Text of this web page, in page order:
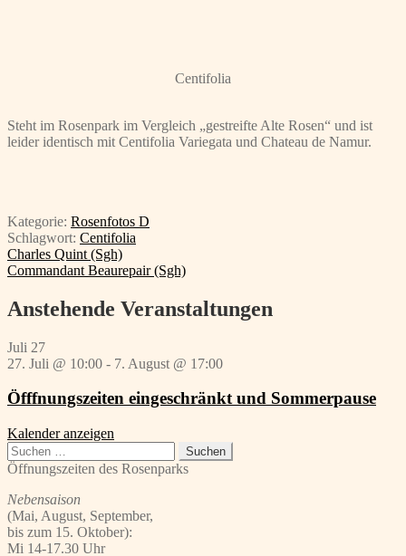
Centifolia
Steht im Rosenpark im Vergleich „gestreifte Alte Rosen“ und ist
leider identisch mit Centifolia Variegata und Chateau de Namur.
Kategorie: Rosenfotos D
Schlagwort: Centifolia
Beitragsnavigation
Vorheriger
Beitrag:
Charles Quint (Sgh)
Nächster
Commandant Beaurepair (Sgh)
Anstehende Veranstaltungen
Juli 27
27. Juli @ 10:00 - 7. August @ 17:00
Öfffnungszeiten eingeschränkt und Sommerpause
Kalender anzeigen
Suchen
nach:
Öffnungszeiten des Rosenparks
Nebensaison
(Mai, August, September,
bis zum 15. Oktober):
Mi 14-17.30 Uhr